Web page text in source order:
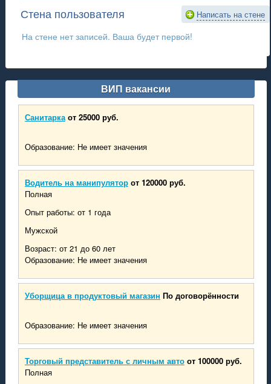
Стена пользователя Написать на стене
На стене нет записей. Ваша будет первой!
ВИП вакансии
Санитарка от 25000 руб.
Образование: Не имеет значения
Водитель на манипулятор от 120000 руб.
Полная
Опыт работы: от 1 года
Мужской
Возраст: от 21 до 60 лет
Образование: Не имеет значения
Уборщица в продуктовый магазин По договорённости
Образование: Не имеет значения
Торговый представитель с личным авто от 100000 руб.
Полная